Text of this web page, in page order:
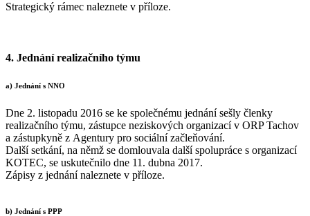
Strategický rámec naleznete v příloze.
4. Jednání realizačního týmu
a) Jednání s NNO
Dne 2. listopadu 2016 se ke společnému jednání sešly členky
realizačního týmu, zástupce neziskových organizací v ORP Tachov
a zástupkyně z Agentury pro sociální začleňování.
Další setkání, na němž se domlouvala další spolupráce s organizací
KOTEC, se uskutečnilo dne 11. dubna 2017.
Zápisy z jednání naleznete v příloze.
b) Jednání s PPP